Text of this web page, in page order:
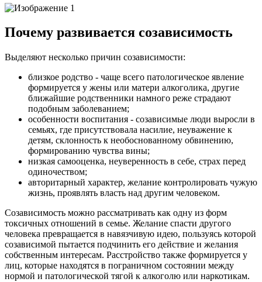
Почему развивается созависимость
Выделяют несколько причин созависимости:
близкое родство - чаще всего патологическое явление
формируется у жены или матери алкоголика, другие
ближайшие родственники намного реже страдают
подобным заболеванием;
особенности воспитания - созависимые люди выросли в
семьях, где присутствовала насилие, неуважение к
детям, склонность к необоснованному обвинению,
формированию чувства вины;
низкая самооценка, неуверенность в себе, страх перед
одиночеством;
авторитарный характер, желание контролировать чужую
жизнь, проявлять власть над другим человеком.
Созависимость можно рассматривать как одну из форм
токсичных отношений в семье. Желание спасти другого
человека превращается в навязчивую идею, пользуясь которой
созависимой пытается подчинить его действие и желания
собственным интересам. Расстройство также формируется у
лиц, которые находятся в пограничном состоянии между
нормой и патологической тягой к алкоголю или наркотикам.